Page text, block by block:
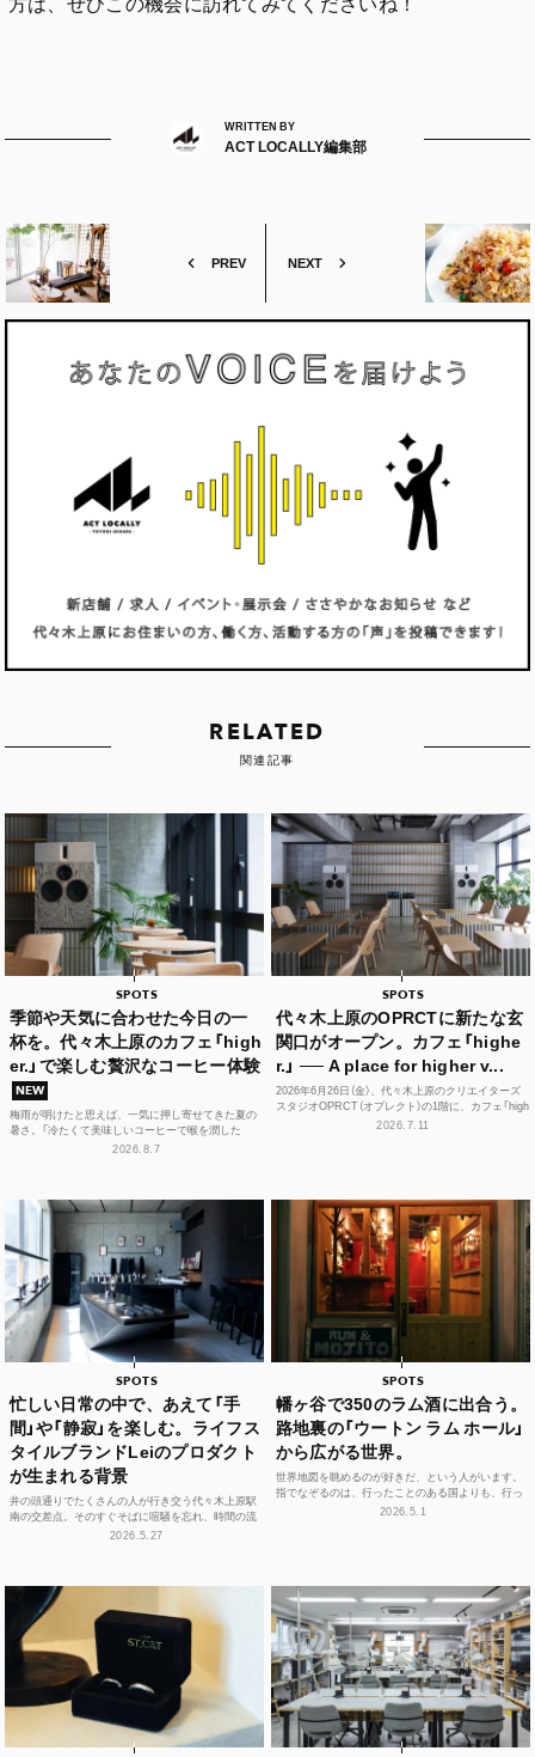
WRITTEN BY
ACT LOCALLY編集部
PREV NEXT
RELATED
関連記事
SPOTS
季節や天気に合わせた今日の一
杯を。代々木上原のカフェ「high
er.」で楽しむ贅沢なコーヒー体験
NEW
梅雨が明けたと思えば、一気に押し寄せてきた夏の
暑さ。「冷たくて美味しいコーヒーで喉を潤した
い！」そんな思いを叶えてくれるカフェが、この夏、
2026.8.7
SPOTS
代々木上原のOPRCTに新たな玄
関口がオープン。カフェ「highe
r.」 ── A place for higher v...
2026年6月26日（金）、代々木上原のクリエイターズ
スタジオOPRCT（オプレクト）の1階に、カフェ「high
er.」（ハイアー）がグランドオープンし...
2026.7.11
SPOTS
忙しい日常の中で、あえて「手
間」や「静寂」を楽しむ。ライフス
タイルブランドLeiのプロダクト
が生まれる背景
井の頭通りでたくさんの人が行き交う代々木上原駅
南の交差点。そのすぐそばに喧騒を忘れ、時間の流
れや感性をフラットに整えられる空間があります。
2026.5.27
SPOTS
幡ヶ谷で350のラム酒に出合う。
路地裏の「ウートン ラム ホール」
から広がる世界。
世界地図を眺めるのが好きだ、という人がいます。
指でなぞるのは、行ったことのある国よりも、行っ
たことのない島々のほう。カリブ海に散らばる、名
2026.5.1